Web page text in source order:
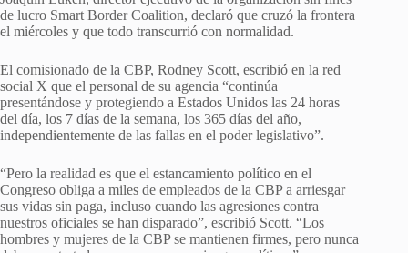
de lucro Smart Border Coalition, declaró que cruzó la frontera
el miércoles y que todo transcurrió con normalidad.
El comisionado de la CBP, Rodney Scott, escribió en la red
social X que el personal de su agencia “continúa
presentándose y protegiendo a Estados Unidos las 24 horas
del día, los 7 días de la semana, los 365 días del año,
independientemente de las fallas en el poder legislativo”.
“Pero la realidad es que el estancamiento político en el
Congreso obliga a miles de empleados de la CBP a arriesgar
sus vidas sin paga, incluso cuando las agresiones contra
nuestros oficiales se han disparado”, escribió Scott. “Los
hombres y mujeres de la CBP se mantienen firmes, pero nunca